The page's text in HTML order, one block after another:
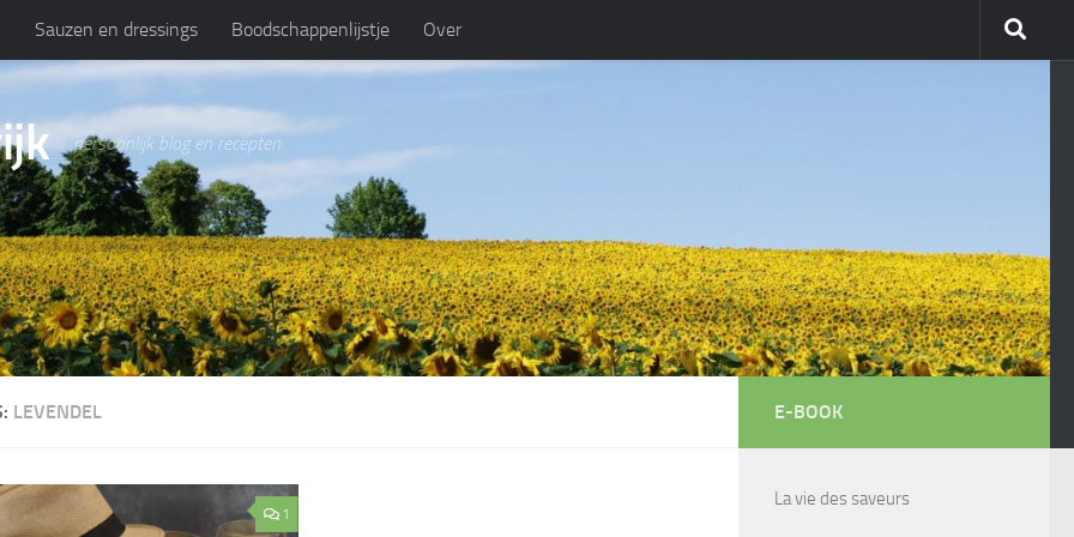
Sauzen en dressings Boodschappenlijstje Over
persoonlijk blog en recepten
LEVENDEL
1
E-BOOK
La vie des saveurs